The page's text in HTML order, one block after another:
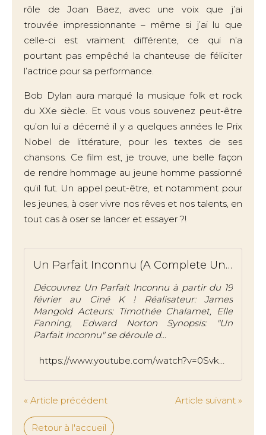
rôle de Joan Baez, avec une voix que j’ai
trouvée impressionnante – même si j’ai lu que
celle-ci est vraiment différente, ce qui n’a
pourtant pas empêché la chanteuse de féliciter
l’actrice pour sa performance.
Bob Dylan aura marqué la musique folk et rock
du XXe siècle. Et vous vous souvenez peut-être
qu’on lui a décerné il y a quelques années le Prix
Nobel de littérature, pour les textes de ses
chansons. Ce film est, je trouve, une belle façon
de rendre hommage au jeune homme passionné
qu’il fut. Un appel peut-être, et notamment pour
les jeunes, à oser vivre nos rêves et nos talents, en
tout cas à oser se lancer et essayer ?!
Un Parfait Inconnu (A Complete Unknown) | Bande-Annonce Officielle
Découvrez Un Parfait Inconnu à partir du 19
février au Ciné K ! Réalisateur: James
Mangold Acteurs: Timothée Chalamet, Elle
Fanning, Edward Norton Synopsis: "Un
Parfait Inconnu" se déroule d...
https://www.youtube.com/watch?v=0SvkcUm-KNQ
« Article précédent Article suivant »
Retour à l'accueil